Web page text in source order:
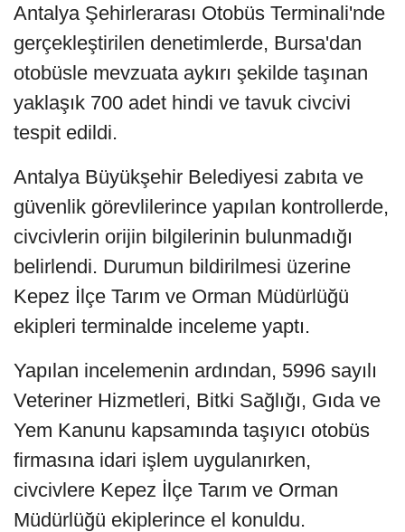
Antalya Şehirlerarası Otobüs Terminali'nde
gerçekleştirilen denetimlerde, Bursa'dan
otobüsle mevzuata aykırı şekilde taşınan
yaklaşık 700 adet hindi ve tavuk civcivi
tespit edildi.
Antalya Büyükşehir Belediyesi zabıta ve
güvenlik görevlilerince yapılan kontrollerde,
civcivlerin orijin bilgilerinin bulunmadığı
belirlendi. Durumun bildirilmesi üzerine
Kepez İlçe Tarım ve Orman Müdürlüğü
ekipleri terminalde inceleme yaptı.
Yapılan incelemenin ardından, 5996 sayılı
Veteriner Hizmetleri, Bitki Sağlığı, Gıda ve
Yem Kanunu kapsamında taşıyıcı otobüs
firmasına idari işlem uygulanırken,
civcivlere Kepez İlçe Tarım ve Orman
Müdürlüğü ekiplerince el konuldu.